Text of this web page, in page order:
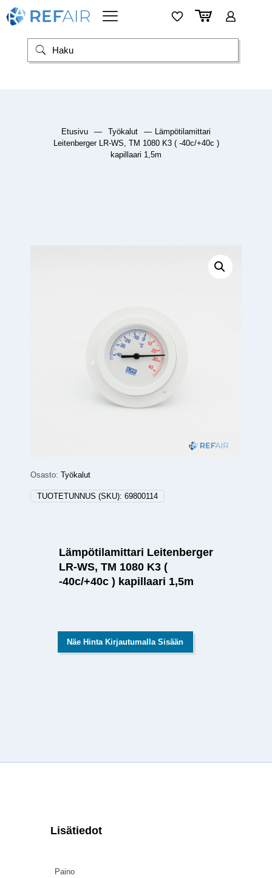
Etusivu — Työkalut — Lämpötilamittari
Leitenberger LR-WS, TM 1080 K3 ( -40c/+40c )
kapillaari 1,5m
Osasto: Työkalut
TUOTETUNNUS (SKU): 69800114
Lämpötilamittari Leitenberger
LR-WS, TM 1080 K3 (
-40c/+40c ) kapillaari 1,5m
Näe Hinta Kirjautumalla Sisään
Lisätiedot
Paino